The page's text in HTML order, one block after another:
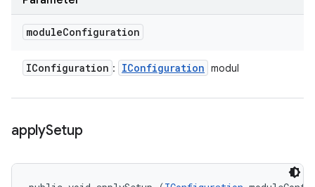
moduleConfiguration
IConfiguration : IConfiguration modul
applySetup